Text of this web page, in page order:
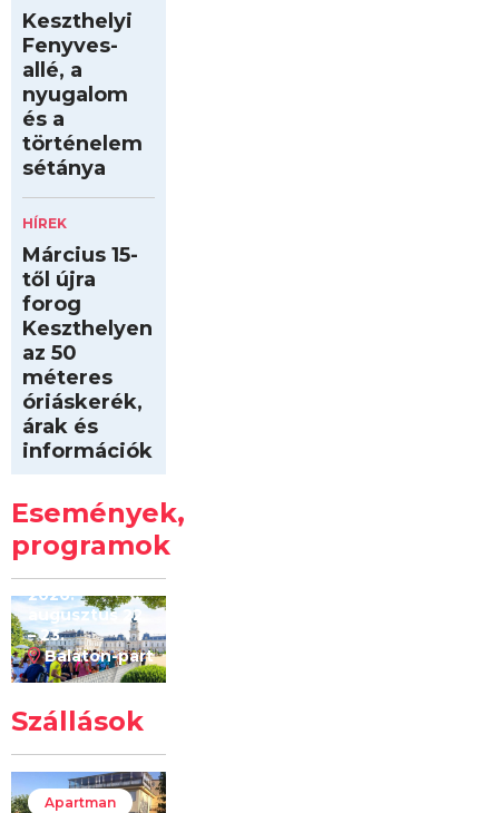
Keszthelyi
Fenyves-
allé, a
nyugalom
és a
történelem
sétánya
HÍREK
Március 15-
től újra
forog
Keszthelyen
az 50
méteres
óriáskerék,
árak és
információk
Események,
programok
Kilóméterek
2026
2026.
augusztus 22
– 23.
Balaton-part
Szállások
Apartman